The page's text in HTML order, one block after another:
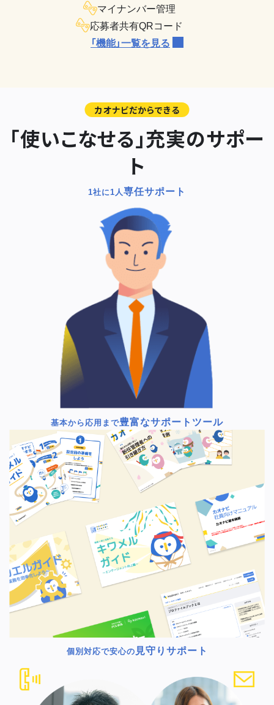
マイナンバー管理
応募者共有QRコード
「機能」一覧を見る
カオナビだからできる
「使いこなせる」充実のサポー
ト
1社に1人専任サポート
基本から応用まで豊富なサポートツール
個別対応で安心の 見守りサポート